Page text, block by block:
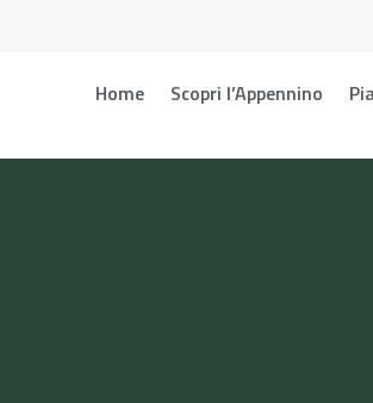
Home Scopri l’Appennino